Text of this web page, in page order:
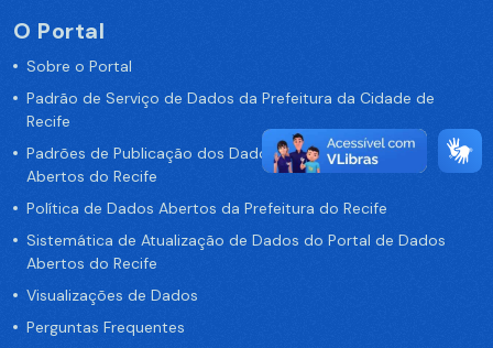
O Portal
Sobre o Portal
Padrão de Serviço de Dados da Prefeitura da Cidade de
Recife
Padrões de Publicação dos Dados no Portal de Dados
Abertos do Recife
Política de Dados Abertos da Prefeitura do Recife
Sistemática de Atualização de Dados do Portal de Dados
Abertos do Recife
Visualizações de Dados
Perguntas Frequentes